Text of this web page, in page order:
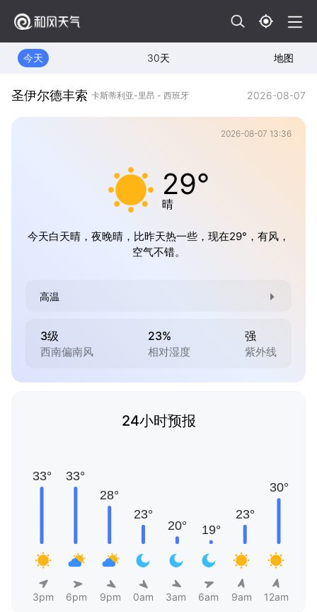
今天 30天 地图
圣伊尔德丰索 卡斯蒂利亚-里昂 - 西班牙 2026-08-07
2026-08-07 13:36
29°
晴
今天白天晴，夜晚晴，比昨天热一些，现在29°，有风，
空气不错。
高温
3级
西南偏南风
23%
相对湿度
强
紫外线
24小时预报
3pm 6pm 9pm 0am 3am 6am 9am 12am